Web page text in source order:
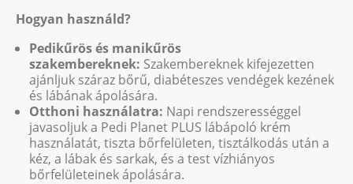
Hogyan használd?
Pedikűrös és manikűrös
szakembereknek: Szakembereknek kifejezetten
ajánljuk száraz bőrű, diabéteszes vendégek kezének
és lábának ápolására.
Otthoni használatra: Napi rendszerességgel
javasoljuk a Pedi Planet PLUS lábápoló krém
használatát, tiszta bőrfelületen, tisztálkodás után a
kéz, a lábak és sarkak, és a test vízhiányos
bőrfelületeinek ápolására.